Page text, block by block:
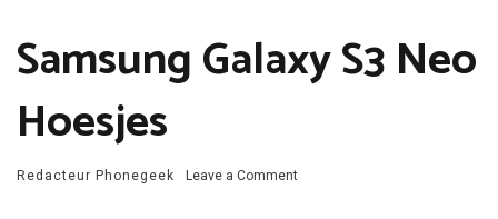
Samsung Galaxy S3 Neo
Hoesjes
Redacteur Phonegeek Leave a Commenton